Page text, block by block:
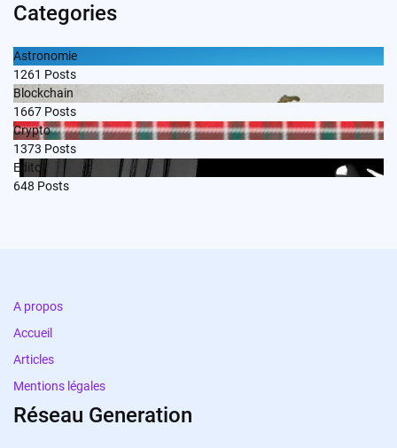
Categories
Astronomie
1261 Posts
Blockchain
1667 Posts
Crypto
1373 Posts
Edito
648 Posts
A propos
Accueil
Articles
Mentions légales
Réseau Generation